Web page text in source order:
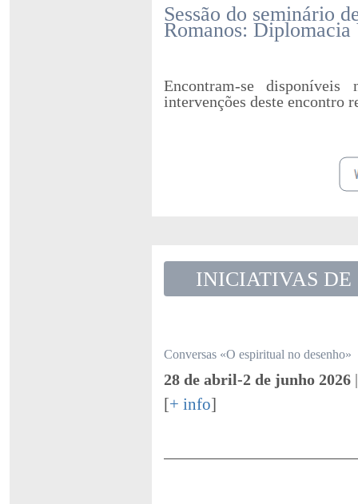
Sessão do seminário
Romanos:
Encontram-se
intervenções deste encontro
INICIATIVAS DE
Conversas «O espiritual no desenho»
28 de abril-2 de junho 2026
[+ info]